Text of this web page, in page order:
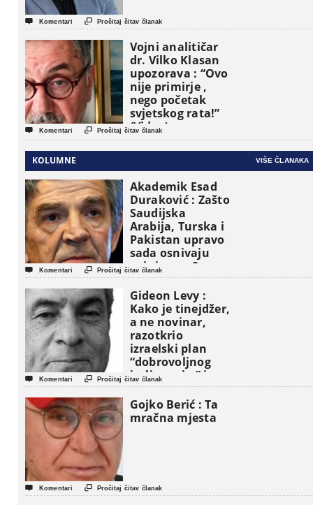
 Komentari  Pročitaj čitav članak
Vojni analitičar
dr. Vilko Klasan
upozorava : “Ovo
nije primirje ,
nego početak
svjetskog rata!”
(Video)
 Komentari  Pročitaj čitav članak
KOLUMNE VIŠE ČLANAKA
Akademik Esad
Duraković : Zašto
Saudijska
Arabija, Turska i
Pakistan upravo
sada osnivaju
vojni savez?
 Komentari  Pročitaj čitav članak
Gideon Levy :
Kako je tinejdžer,
a ne novinar,
razotkrio
izraelski plan
“dobrovoljnog
iseljavanja ” iz
Gaze
 Komentari  Pročitaj čitav članak
Gojko Berić : Ta
mračna mjesta
 Komentari  Pročitaj čitav članak